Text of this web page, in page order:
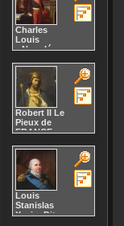
1811
19
Décès : 1832
Charles
Louis
« Napoléon
BONAPARTE
Naissance :
1808
25
Décès : 1873
Robert II Le
Pieux de
FRANCE
972
31
27
Décès :
juillet 1031
Louis
Stanislas
Xavier Dit